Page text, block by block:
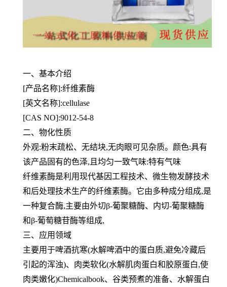
一、基本介绍
[产品名称]:纤维素酶
[英文名称]:cellulase
[CAS NO]:9012-54-8
二、物化性质
外观:粉末疏松、无结块,无肉眼可见杂质。颜色:具有
该产品固有的色泽,且均匀一致气味:特有气味
纤维素酶是利用现代基因工程技术、微生物发酵技术
和后处理技术生产的纤维素酶。它由多种成分组成,是
一种复合酶,主要由外切β-葡聚糖酶、内切-葡聚糖酶
和β-葡萄糖苷酶等组成,
三、应用领域
主要用于啤酒抗寒(水解啤酒中的蛋白质,避免冷藏后
引起的浑浊)、肉类软化(水解肌肉蛋白和胶原蛋白,使
肉类嫩化)Chemicalbook、谷类预煮的准备、水解蛋白